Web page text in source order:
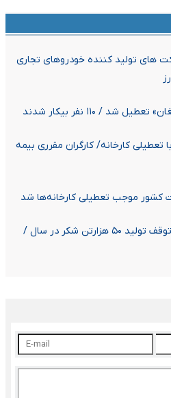
های تولید کننده خودروهای تجاری
/ ۱۱۰ نفر بیکار شدند
تعطیلی کارخانه/ کارگران مقرری بیمه
کشور موجب تعطیلی کارخانه‌ها شد
بیکاری بیش از ۳۰۰ کارگر و توقف تولید ۵۰ هزارتن شکر در سال /